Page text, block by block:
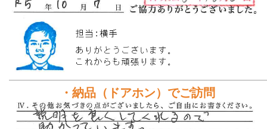
・納品（ドアホン）でご訪問